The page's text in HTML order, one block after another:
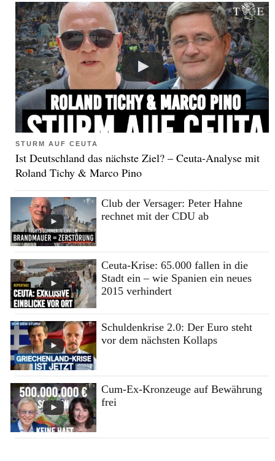
STURM AUF CEUTA
Ist Deutschland das nächste Ziel? – Ceuta-Analyse mit
Roland Tichy & Marco Pino
Club der Versager: Peter Hahne
rechnet mit der CDU ab
Ceuta-Krise: 65.000 fallen in die
Stadt ein – wie Spanien ein neues
2015 verhindert
Schuldenkrise 2.0: Der Euro steht
vor dem nächsten Kollaps
Cum-Ex-Kronzeuge auf Bewährung
frei